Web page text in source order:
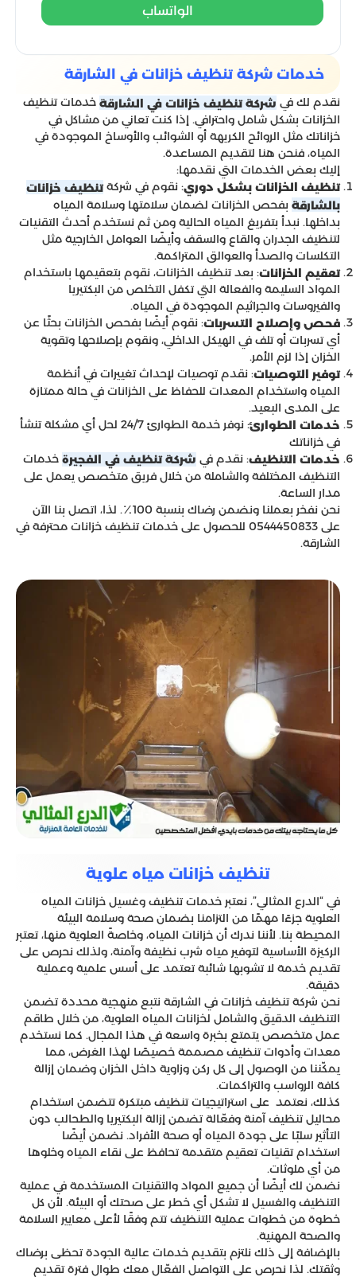
الواتساب
خدمات شركة تنظيف خزانات في الشارقة
نقدم لك في شركة تنظيف خزانات في الشارقة خدمات تنظيف
الخزانات بشكل شامل واحترافي. إذا كنت تعاني من مشاكل في
خزاناتك مثل الروائح الكريهة أو الشوائب والأوساخ الموجودة في
المياه، فنحن هنا لتقديم المساعدة.
إليك بعض الخدمات التي نقدمها:
تنظيف الخزانات بشكل دوري: نقوم في شركةتنظيف خزانات
بالشارقة بفحص الخزانات لضمان سلامتها وسلامة المياه
بداخلها. نبدأ بتفريغ المياه الحالية ومن ثم نستخدم أحدث التقنيات
لتنظيف الجدران والقاع والسقف وأيضًا العوامل الخارجية مثل
التكلسات والصدأ والعوالق المتراكمة.
تعقيم الخزانات: بعد تنظيف الخزانات، نقوم بتعقيمها باستخدام
المواد السليمة والفعالة التي تكفل التخلص من البكتيريا
والفيروسات والجراثيم الموجودة في المياه.
فحص وإصلاح التسربات: نقوم أيضًا بفحص الخزانات بحثًا عن
أي تسربات أو تلف في الهيكل الداخلي، ونقوم بإصلاحها وتقوية
الخزان إذا لزم الأمر.
توفير التوصيات: نقدم توصيات لإحداث تغييرات في أنظمة
المياه واستخدام المعدات للحفاظ على الخزانات في حالة ممتازة
على المدى البعيد.
خدمات الطوارئ
: نوفر خدمة الطوارئ 24/7 لحل أي مشكلة تنشأ
في خزاناتك
خدمات التنظيف: نقدم في شركة تنظيف في الفجيرة خدمات
التنظيف المختلفة والشاملة من خلال فريق متخصص يعمل على
مدار الساعة.
نحن نفخر بعملنا ونضمن رضاك بنسبة 100٪. لذا، اتصل بنا الآن
على 0544450833 للحصول على خدمات تنظيف خزانات محترفة في
الشارقة.
تنظيف خزانات مياه علوية
في “الدرع المثالي”، نعتبر خدمات تنظيف وغسيل خزانات المياه
العلوية جزءًا مهمًا من التزامنا بضمان صحة وسلامة البيئة
المحيطة بنا. لأننا ندرك أن خزانات المياه، وخاصةً العلوية منها، تعتبر
الركيزة الأساسية لتوفير مياه شرب نظيفة وآمنة، ولذلك نحرص على
تقديم خدمة لا تشوبها شائبة تعتمد على أسس علمية وعملية
دقيقة.
نحن شركة تنظيف خزانات في الشارقة نتبع منهجية محددة تضمن
التنظيف الدقيق والشامل لخزانات المياه العلوية، من خلال طاقم
عمل متخصص يتمتع بخبرة واسعة في هذا المجال. كما نستخدم
معدات وأدوات تنظيف مصممة خصيصًا لهذا الغرض، مما
يمكّننا من الوصول إلى كل ركن وزاوية داخل الخزان وضمان إزالة
كافة الرواسب والتراكمات.
كذلك، نعتمد على استراتيجيات تنظيف مبتكرة تتضمن استخدام
محاليل تنظيف آمنة وفعّالة تضمن إزالة البكتيريا والطحالب دون
التأثير سلبًا على جودة المياه أو صحة الأفراد. نضمن أيضًا
استخدام تقنيات تعقيم متقدمة تحافظ على نقاء المياه وخلوها
من أي ملوثات.
نضمن لك أيضًا أن جميع المواد والتقنيات المستخدمة في عملية
التنظيف والغسيل لا تشكل أي خطر على صحتك أو البيئة. لأن كل
خطوة من خطوات عملية التنظيف تتم وفقًا لأعلى معايير السلامة
والصحة المهنية.
بالإضافة إلى ذلك نلتزم بتقديم خدمات عالية الجودة تحظى برضاك
وثقتك. لذا نحرص على التواصل الفعّال معك طوال فترة تقديم